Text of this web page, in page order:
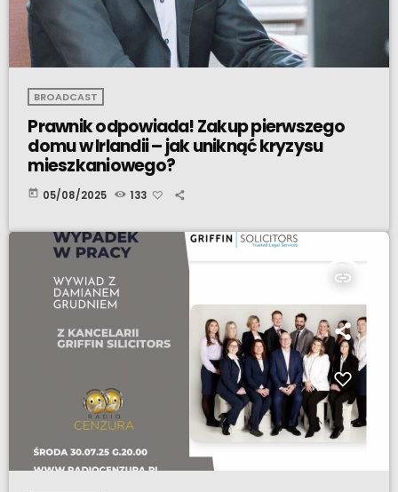
BROADCAST
Prawnik odpowiada! Zakup pierwszego
domu w Irlandii – jak uniknąć kryzysu
mieszkaniowego?
today 05/08/2025 133
insert_link